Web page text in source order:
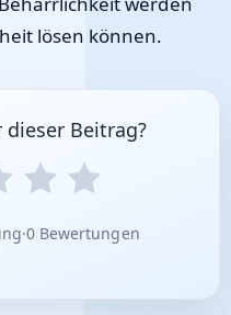
lösen können.
Beitrag?
·0 Bewertungen